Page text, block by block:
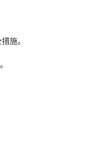
施。